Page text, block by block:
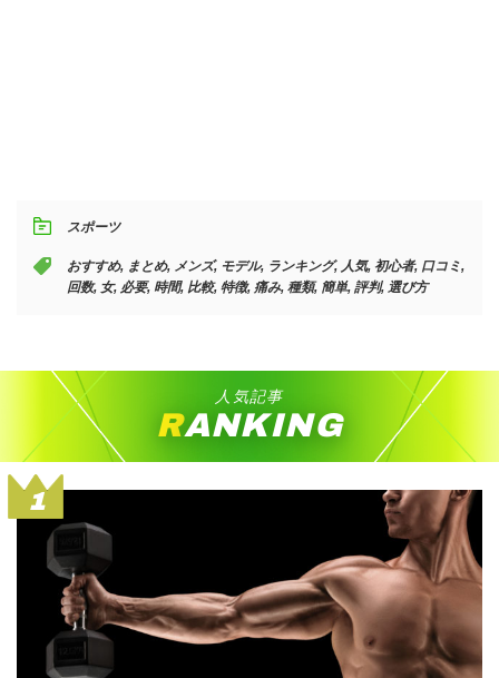
スポーツ
おすすめ, まとめ, メンズ, モデル, ランキング, 人気, 初心者, 口コミ,
回数, 女, 必要, 時間, 比較, 特徴, 痛み, 種類, 簡単, 評判, 選び方
人気記事
RANKING
1